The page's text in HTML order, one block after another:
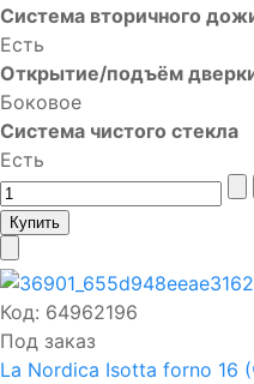
Система вторичного
Есть
Открытие/подъём
Боковое
Система чистого стекла
Есть
Код: 64962196
Под заказ
La Nordica Isotta forno 16